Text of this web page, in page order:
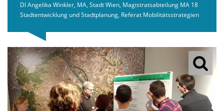
DI Angelika Winkler, MA, Stadt Wien, Magistratsabteilung MA 18
Stadtentwicklung und Stadtplanung, Referat Mobilitätsstrategien